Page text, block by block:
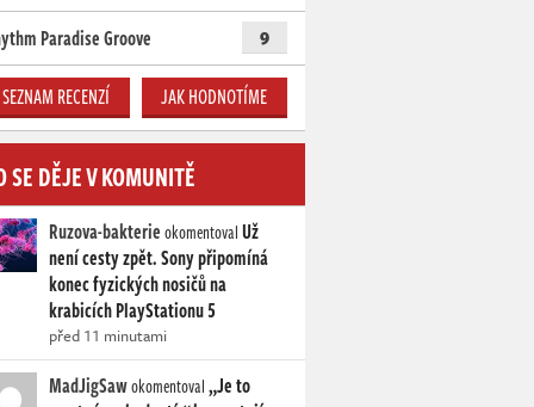
Paradise Groove 9
SEZNAM RECENZÍ JAK HODNOTÍME
SE DĚJE V KOMUNITĚ
Ruzova-bakterieokomentovalUž
není cesty zpět. Sony připomíná
konec fyzických nosičů na
krabicích PlayStationu 5
před 11 minutami
MadJigSawokomentoval„Je to